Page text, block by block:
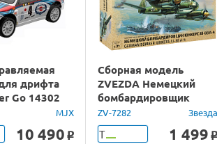
дрифта
Go 14302
Brushless
LED 1/14
MJX
10 490 o
Сборная модель
ZVEZDA Немецкий
бомбардировщик
Юнкерс Ju-88, 1/72
ZV-7282 Звезда
Т 1 499 o